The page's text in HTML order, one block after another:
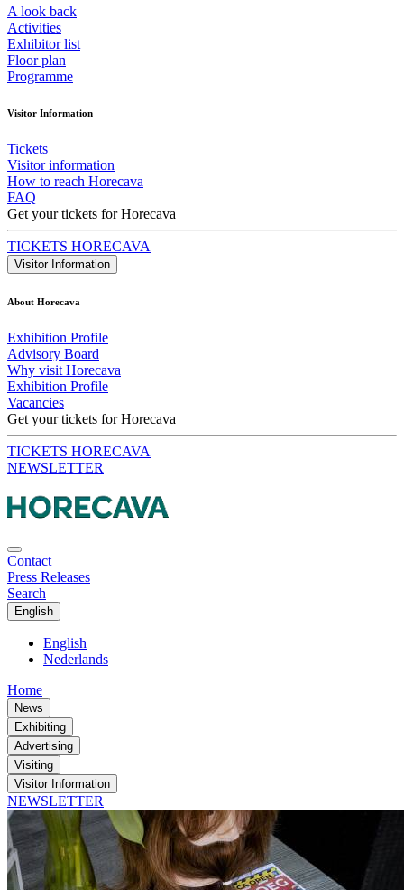
A look back
Activities
Exhibitor list
Floor plan
Programme
Visitor Information
Tickets
Visitor information
How to reach Horecava
FAQ
Get your tickets for Horecava
TICKETS HORECAVA
Visitor Information
About Horecava
Exhibition Profile
Advisory Board
Why visit Horecava
Exhibition Profile
Vacancies
Get your tickets for Horecava
TICKETS HORECAVA
NEWSLETTER
Contact
Press Releases
Search
English
English
Nederlands
Home
News
Exhibiting
Advertising
Visiting
Visitor Information
NEWSLETTER